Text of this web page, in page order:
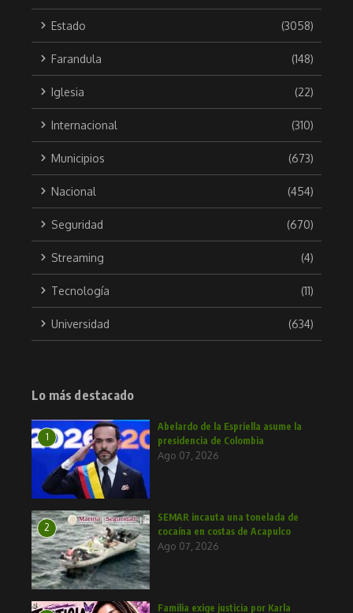
Estado (3058)
Farandula (148)
Iglesia (22)
Internacional (310)
Municipios (673)
Nacional (454)
Seguridad (670)
Streaming (4)
Tecnología (11)
Universidad (634)
Lo más destacado
1
Abelardo de la Espriella asume la
presidencia de Colombia
Ago 07, 2026
2
SEMAR incauta una tonelada de
cocaína en costas de Acapulco
Ago 07, 2026
Familia exige justicia por Karla